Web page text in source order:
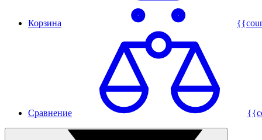
Корзина
Сравнение